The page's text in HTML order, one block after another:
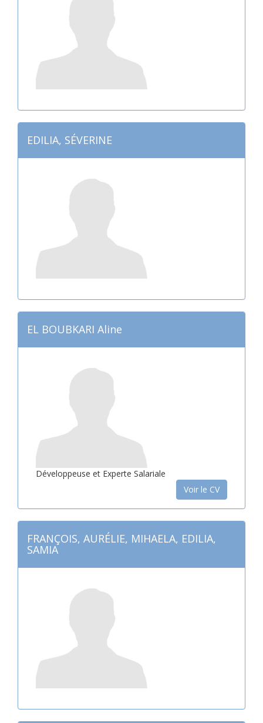
EDILIA, SÉVERINE
EL BOUBKARI Aline
Développeuse et Experte Salariale
Voir le CV
FRANÇOIS, AURÉLIE, MIHAELA, EDILIA,
SAMIA